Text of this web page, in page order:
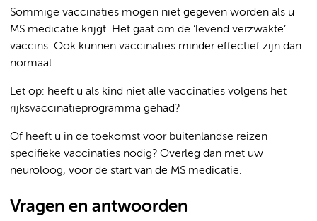
Sommige vaccinaties mogen niet gegeven worden als u
MS medicatie krijgt. Het gaat om de ‘levend verzwakte’
vaccins. Ook kunnen vaccinaties minder effectief zijn dan
normaal.
Let op: heeft u als kind niet alle vaccinaties volgens het
rijksvaccinatieprogramma gehad?
Of heeft u in de toekomst voor buitenlandse reizen
specifieke vaccinaties nodig? Overleg dan met uw
neuroloog, voor de start van de MS medicatie.
Vragen en antwoorden